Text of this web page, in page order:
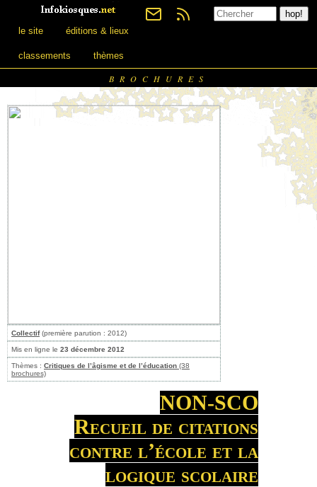
le site éditions & lieux
classements thèmes
BROCHURES
Collectif (première parution : 2012)
Mis en ligne le 23 décembre 2012
Thèmes : Critiques de l’âgisme et de l’éducation (38
brochures)
NON-SCO
Recueil de citations
contre l’école et la
logique scolaire